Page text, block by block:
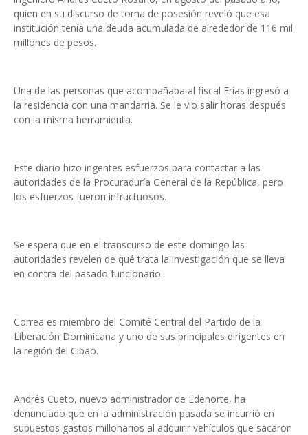
quien en su discurso de toma de posesión reveló que esa
institución tenía una deuda acumulada de alrededor de 116 mil
millones de pesos.
Una de las personas que acompañaba al fiscal Frías ingresó a
la residencia con una mandarria. Se le vio salir horas después
con la misma herramienta.
Este diario hizo ingentes esfuerzos para contactar a las
autoridades de la Procuraduría General de la República, pero
los esfuerzos fueron infructuosos.
Se espera que en el transcurso de este domingo las
autoridades revelen de qué trata la investigación que se lleva
en contra del pasado funcionario.
Correa es miembro del Comité Central del Partido de la
Liberación Dominicana y uno de sus principales dirigentes en
la región del Cibao.
Andrés Cueto, nuevo administrador de Edenorte, ha
denunciado que en la administración pasada se incurrió en
supuestos gastos millonarios al adquirir vehículos que sacaron